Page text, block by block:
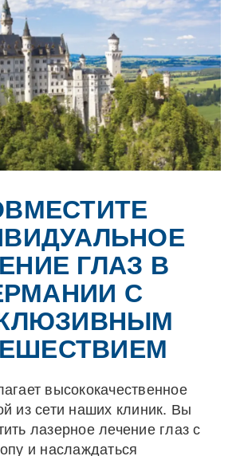
ГЛАЗ В
С
высококачественное
из сети наших клиник. Вы
лазерное лечение глаз с
и наслаждаться